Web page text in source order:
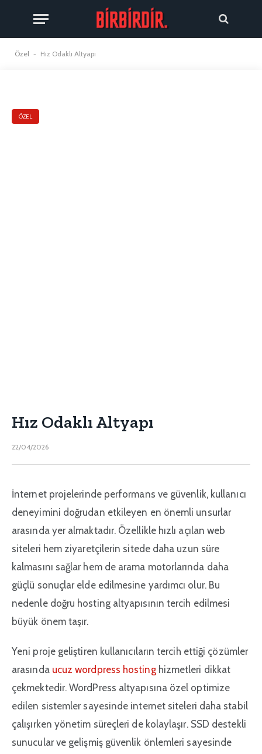
Özel - Hız Odaklı Altyapı
ÖZEL
Hız Odaklı Altyapı
22/04/2026
İnternet projelerinde performans ve güvenlik, kullanıcı
deneyimini doğrudan etkileyen en önemli unsurlar
arasında yer almaktadır. Özellikle hızlı açılan web
siteleri hem ziyaretçilerin sitede daha uzun süre
kalmasını sağlar hem de arama motorlarında daha
güçlü sonuçlar elde edilmesine yardımcı olur. Bu
nedenle doğru hosting altyapısının tercih edilmesi
büyük önem taşır.
Yeni proje geliştiren kullanıcıların tercih ettiği çözümler
arasında ucuz wordpress hostinghizmetleri dikkat
çekmektedir. WordPress altyapısına özel optimize
edilen sistemler sayesinde internet siteleri daha stabil
çalışırken yönetim süreçleri de kolaylaşır. SSD destekli
sunucular ve gelişmiş güvenlik önlemleri sayesinde